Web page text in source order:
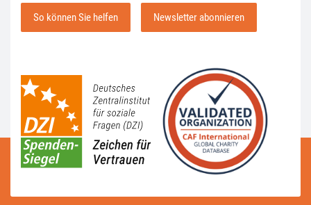
So können Sie helfen Newsletter abonnieren